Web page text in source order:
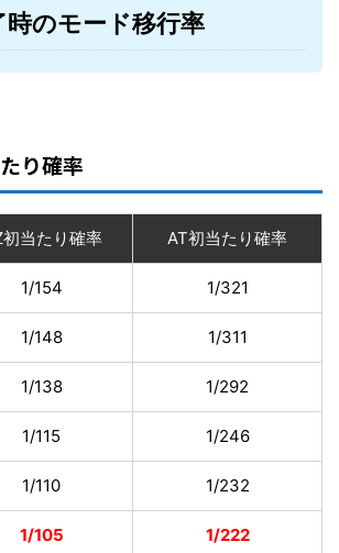
時のモード移行率
り確率
初当たり確率 AT初当たり確率
1/154 1/321
1/148 1/311
1/138 1/292
1/115 1/246
1/110 1/232
1/105 1/222